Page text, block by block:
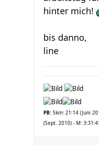
hinter mich!
bis danno,
line
PB: 5km: 21:14 (Juni
(Sept. 2010) - M: